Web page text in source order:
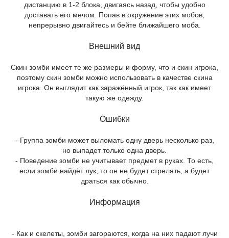
дистанцию в 1-2 блока, двигаясь назад, чтобы удобно
доставать его мечом. Попав в окружение этих мобов,
непрерывно двигайтесь и бейте ближайшего моба.
Внешний вид
Скин зомби имеет те же размеры и форму, что и скин игрока,
поэтому скин зомби можно использовать в качестве скина
игрока. Он выглядит как заражённый игрок, так как имеет
такую же одежду.
Ошибки
- Группа зомби может выломать одну дверь несколько раз,
но выпадет только одна дверь.
- Поведение зомби не учитывает предмет в руках. То есть,
если зомби найдёт лук, то он не будет стрелять, а будет
драться как обычно.
Информация
- Как и скелеты, зомби загораются, когда на них падают лучи